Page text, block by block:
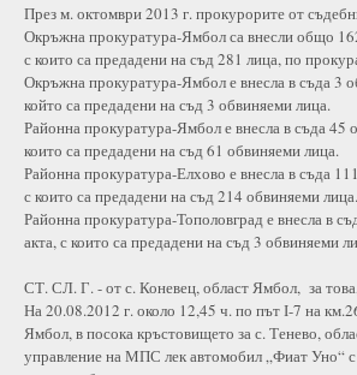
През м. октомври 2013 г. прокурорите от
Окръжна прокуратура-Ямбол са внесли общо
с които са предадени на съд 281 лица, по
Окръжна прокуратура-Ямбол е внесла в съда 3
който са предадени на съд 3 обвиняеми лица.
Районна прокуратура-Ямбол е внесла в съда 45
които са предадени на съд 61 обвиняеми лица.
Районна прокуратура-Елхово е внесла в съда
с които са предадени на съд 214 обвиняеми лица.
Районна прокуратура-Тополовград е внесла в
акта, с които са предадени на съд 3 обвиняеми
СТ. СЛ. Г. - от с. Коневец, област Ямбол, за
На 20.08.2012 г. около 12,45 ч. по път І-7 на
Ямбол, в посока кръстовището за с. Тенево,
управление на МПС лек автомобил „Фиат